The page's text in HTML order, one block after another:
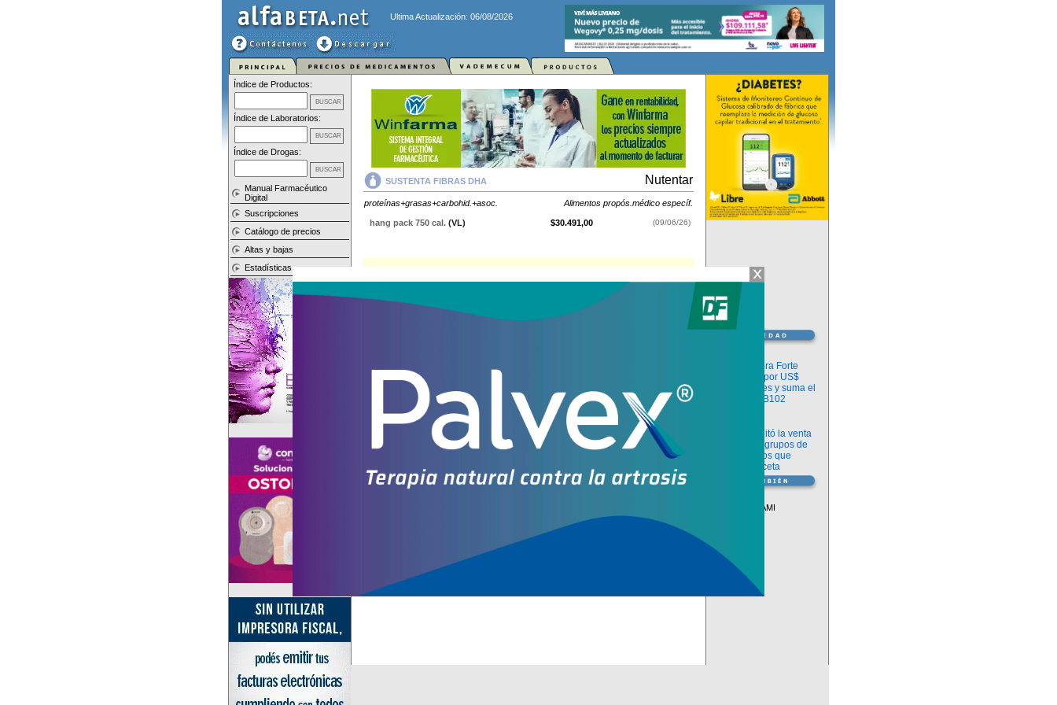
Ultima Actualización: 06/08/2026
Índice de Productos:
Índice de Laboratorios:
Índice de Drogas:
Manual Farmacéutico
Digital
Suscripciones
Catálogo de precios
Altas y bajas
Estadísticas
SUSTENTA FIBRAS DHA Nutentar
proteínas+grasas+carbohid.+asoc. Alimentos propós.médico específ.
hang pack 750 cal. (VL) $30.491,00 (09/06/26)
. Es producido por
y cuenta con 1 presentación disponible.
Otros productos conproteínas+grasas+carbohid.+asoc.
argenx compra Forte
Biosciences por US$
2.200 millones y suma el
anticuerpo FB102
ANMAT habilitó la venta
libre de diez grupos de
medicamentos que
requerían receta
Descuentos PAMI